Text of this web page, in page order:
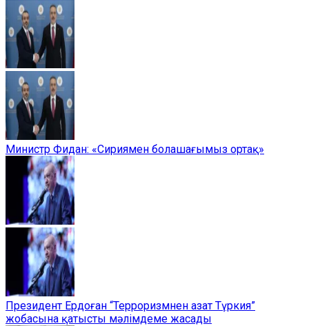
Министр Фидан: «Сириямен болашағымыз ортақ»
Президент Ердоған “Терроризмнен азат Түркия”
жобасына қатысты мәлімдеме жасады